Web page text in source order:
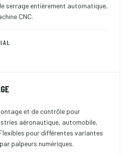
serrage entièrement automatique,
CNC.
et de contrôle pour
aéronautique, automobile,
pour différentes variantes
palpeurs numériques.